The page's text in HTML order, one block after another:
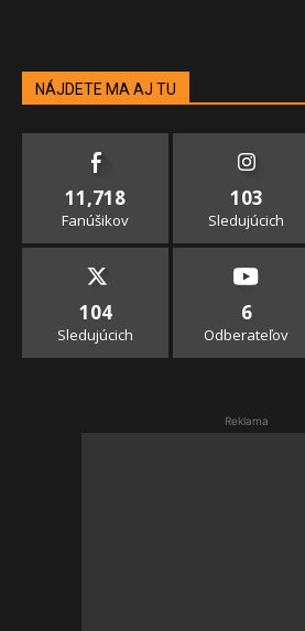
NÁJDETE MA AJ TU
11,718
Fanúšikov
103
Sledujúcich
104
Sledujúcich
6
Odberateľov
Reklama